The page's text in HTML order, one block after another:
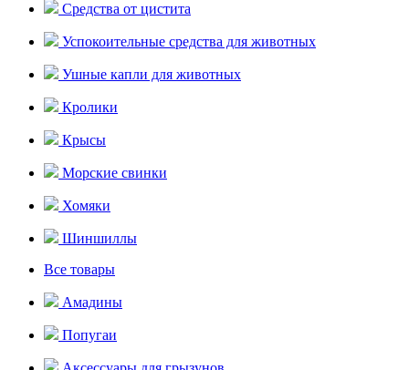
Средства от цистита
Успокоительные средства для животных
Ушные капли для животных
Кролики
Крысы
Морские свинки
Хомяки
Шиншиллы
Все товары
Амадины
Попугаи